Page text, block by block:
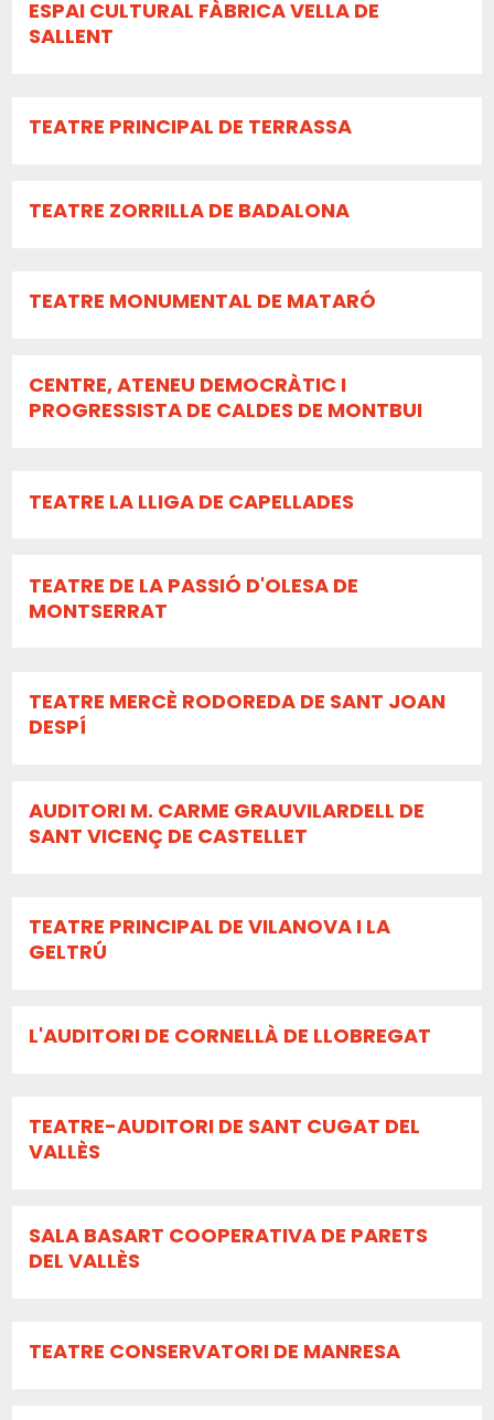
ESPAI CULTURAL FÀBRICA VELLA DE
SALLENT
TEATRE PRINCIPAL DE TERRASSA
TEATRE ZORRILLA DE BADALONA
TEATRE MONUMENTAL DE MATARÓ
CENTRE, ATENEU DEMOCRÀTIC I
PROGRESSISTA DE CALDES DE MONTBUI
TEATRE LA LLIGA DE CAPELLADES
TEATRE DE LA PASSIÓ D'OLESA DE
MONTSERRAT
TEATRE MERCÈ RODOREDA DE SANT JOAN
DESPÍ
AUDITORI M. CARME GRAUVILARDELL DE
SANT VICENÇ DE CASTELLET
TEATRE PRINCIPAL DE VILANOVA I LA
GELTRÚ
L'AUDITORI DE CORNELLÀ DE LLOBREGAT
TEATRE-AUDITORI DE SANT CUGAT DEL
VALLÈS
SALA BASART COOPERATIVA DE PARETS
DEL VALLÈS
TEATRE CONSERVATORI DE MANRESA